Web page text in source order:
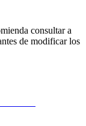
consultar a
de modificar los